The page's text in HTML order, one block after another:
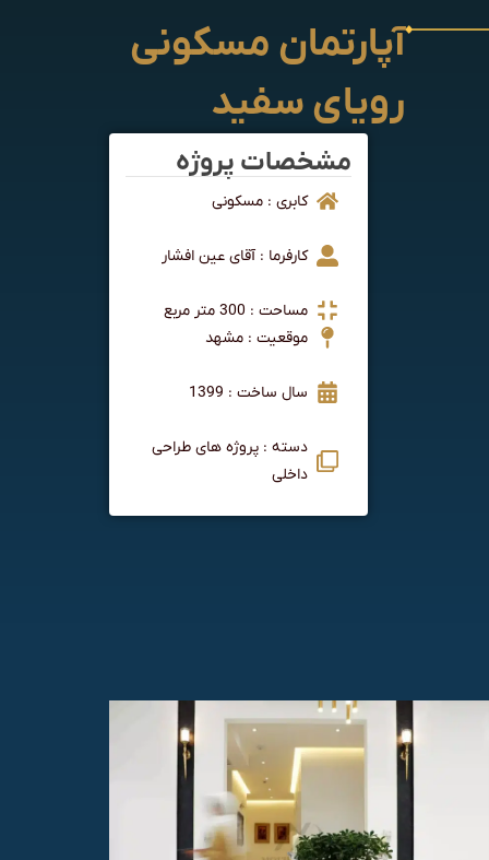
آپارتمان مسکونی
رویای سفید
مشخصات پروژه
کابری : مسکونی
کارفرما : آقای عین افشار
مساحت : 300 متر مربع
موقعیت : مشهد
سال ساخت : 1399
دسته : پروژه های طراحی
داخلی